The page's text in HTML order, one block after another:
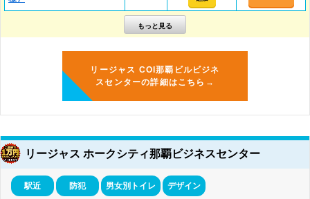
リージャス COI那覇ビルビジネ
スセンターの詳細はこちら→
リージャス ホークシティ那覇ビジネスセンター
駅近 防犯 男女別トイレ デザイン